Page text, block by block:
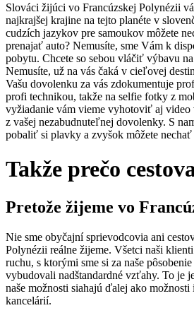
Slováci žijúci vo Francúzskej Polynézii
najkrajšej krajine na tejto planéte v
cudzích jazykov pre samoukov môžete
prenajať auto? Nemusíte, sme Vám k
pobytu. Chcete so sebou vláčiť výbavu
Nemusíte, už na vás čaká v cieľovej
Vašu dovolenku za vás zdokumentuje
profi technikou, takže na selfie fotky z
vyžiadanie vám vieme vyhotoviť aj video
z vašej nezabudnuteľnej dovolenky. S
pobaliť si plavky a zvyšok môžete nechať
Takže prečo
Pretože žijeme vo
Nie sme obyčajní sprievodcovia ani
Polynézii reálne žijeme. Všetci naši
ruchu, s ktorými sme si za naše
vybudovali nadštandardné vzťahy. To je
naše možnosti siahajú ďalej ako
kancelárií.